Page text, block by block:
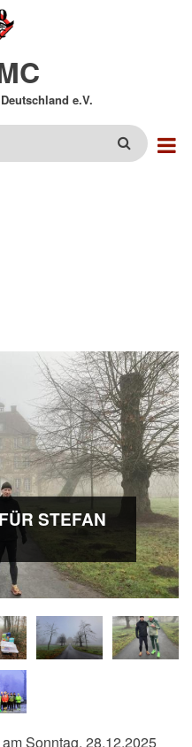
e.V.
STEFAN
Sonntag, 28.12.2025